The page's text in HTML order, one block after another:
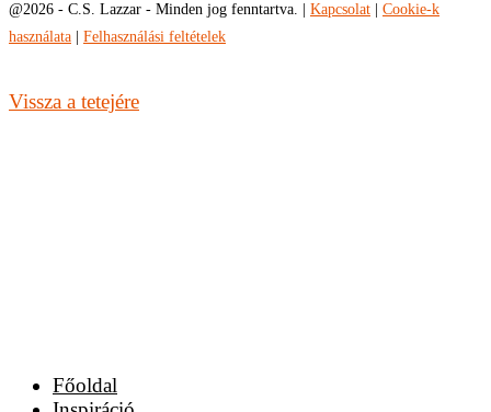
@2026 - C.S. Lazzar - Minden jog fenntartva. | Kapcsolat
Cookie-k
használata
Felhasználási feltételek
Vissza a tetejére
Főoldal